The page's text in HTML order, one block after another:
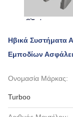
Ηβικά Συστήματα
Εμποδίων
Ονομασία Μάρκας:
Turboo